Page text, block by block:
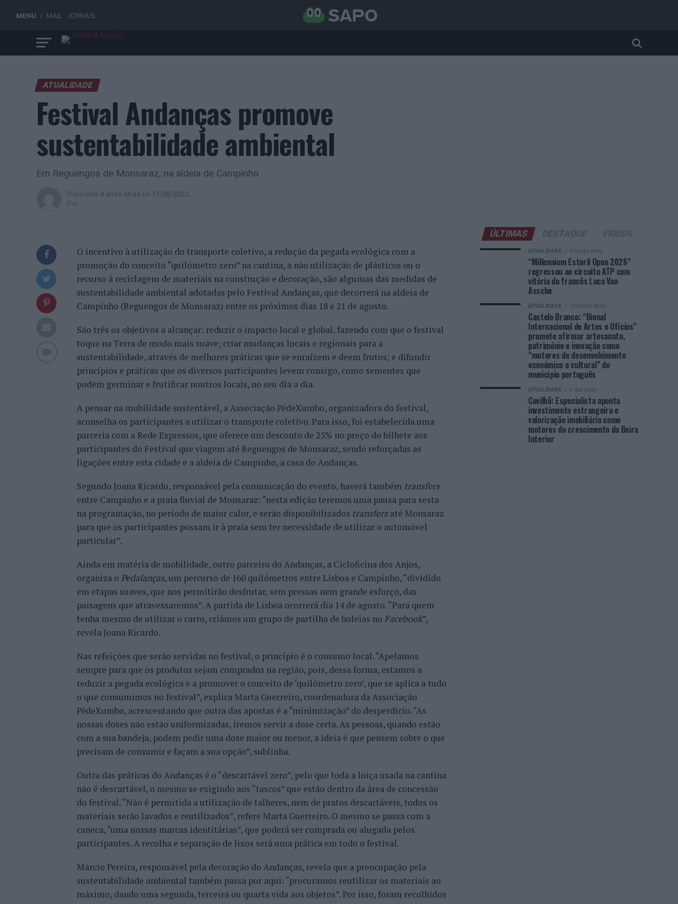
MENU MAIL JORNAIS
ATUALIDADE
Festival Andanças promove
sustentabilidade ambiental
Em Reguengos de Monsaraz, na aldeia de Campinho
Publicado 4 anos atrás on 11/08/2022
Por
O incentivo à utilização do transporte coletivo, a redução da pegada ecológica com a
promoção do conceito “quilómetro zero” na cantina, a não utilização de plásticos ou o
recurso à reciclagem de materiais na construção e decoração, são algumas das medidas de
sustentabilidade ambiental adotadas pelo Festival Andanças, que decorrerá na aldeia de
Campinho (Reguengos de Monsaraz) entre os próximos dias 18 e 21 de agosto.
São três os objetivos a alcançar: reduzir o impacto local e global, fazendo com que o festival
toque na Terra de modo mais suave; criar mudanças locais e regionais para a
sustentabilidade, através de melhores práticas que se enraízem e deem frutos; e difundir
princípios e práticas que os diversos participantes levem consigo, como sementes que
podem germinar e frutificar noutros locais, no seu dia a dia.
A pensar na mobilidade sustentável, a Associação PédeXumbo, organizadora do festival,
aconselha os participantes a utilizar o transporte coletivo. Para isso, foi estabelecida uma
parceria com a Rede Expressos, que oferece um desconto de 25% no preço do bilhete aos
participantes do Festival que viagem até Reguengos de Monsaraz, sendo reforçadas as
ligações entre esta cidade e a aldeia de Campinho, a casa do Andanças.
Segundo Joana Ricardo, responsável pela comunicação do evento, haverá também transfers
entre Campinho e a praia fluvial de Monsaraz: “nesta edição teremos uma pausa para sesta
na programação, no período de maior calor, e serão disponibilizados transfers até Monsaraz
para que os participantes possam ir à praia sem ter necessidade de utilizar o automóvel
particular”.
Ainda em matéria de mobilidade, outro parceiro do Andanças, a Cicloficina dos Anjos,
organiza o Pedalanças, um percurso de 160 quilómetros entre Lisboa e Campinho, “dividido
em etapas suaves, que nos permitirão desfrutar, sem pressas nem grande esforço, das
paisagens que atravessaremos”. A partida de Lisboa ocorrerá dia 14 de agosto. “Para quem
tenha mesmo de utilizar o carro, criámos um grupo de partilha de boleias no Facebook”,
revela Joana Ricardo.
Nas refeições que serão servidas no festival, o princípio é o consumo local. “Apelamos
sempre para que os produtos sejam comprados na região, pois, dessa forma, estamos a
reduzir a pegada ecológica e a promover o conceito de ‘quilómetro zero’, que se aplica a tudo
o que consumimos no festival”, explica Marta Guerreiro, coordenadora da Associação
PédeXumbo, acrescentando que outra das apostas é a “minimização” do desperdício. “As
nossas doses não estão uniformizadas, iremos servir a dose certa. As pessoas, quando estão
com a sua bandeja, podem pedir uma dose maior ou menor, a ideia é que pensem sobre o que
precisam de consumir e façam a sua opção”, sublinha.
Outra das práticas do Andanças é o “descartável zero”, pelo que toda a loiça usada na cantina
não é descartável, o mesmo se exigindo aos “tascos” que estão dentro da área de concessão
do festival. “Não é permitida a utilização de talheres, nem de pratos descartáveis, todos os
materiais serão lavados e reutilizados”, refere Marta Guerreiro. O mesmo se passa com a
caneca, “uma nossas marcas identitárias”, que poderá ser comprada ou alugada pelos
participantes. A recolha e separação de lixos será uma prática em todo o festival.
Márcio Pereira, responsável pela decoração do Andanças, revela que a preocupação pela
sustentabilidade ambiental também passa por aqui: “procuramos reutilizar os materiais ao
máximo, dando uma segunda, terceira ou quarta vida aos objetos”. Por isso, foram recolhidos
ÚLTIMAS
ATUALIDADE 9 horas atrás
“Millennium Estoril Open 2026”
regressou ao circuito ATP com
vitória do francês Luca Van
Assche
ATUALIDADE 15 horas atrás
Castelo Branco: “Bienal
Internacional de Artes e Ofícios”
promete afirmar artesanato,
património e inovação como
“motores de desenvolvimento
económico e cultural” do
município português
ATUALIDADE 1 dia atrás
Covilhã: Especialista aponta
investimento estrangeiro e
valorização imobiliária como
motores do crescimento da Beira
Interior